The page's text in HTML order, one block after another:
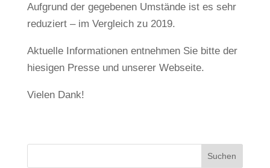
Aufgrund der gegebenen Umstände ist es sehr
reduziert – im Vergleich zu 2019.
Aktuelle Informationen entnehmen Sie bitte der
hiesigen Presse und unserer Webseite.
Vielen Dank!